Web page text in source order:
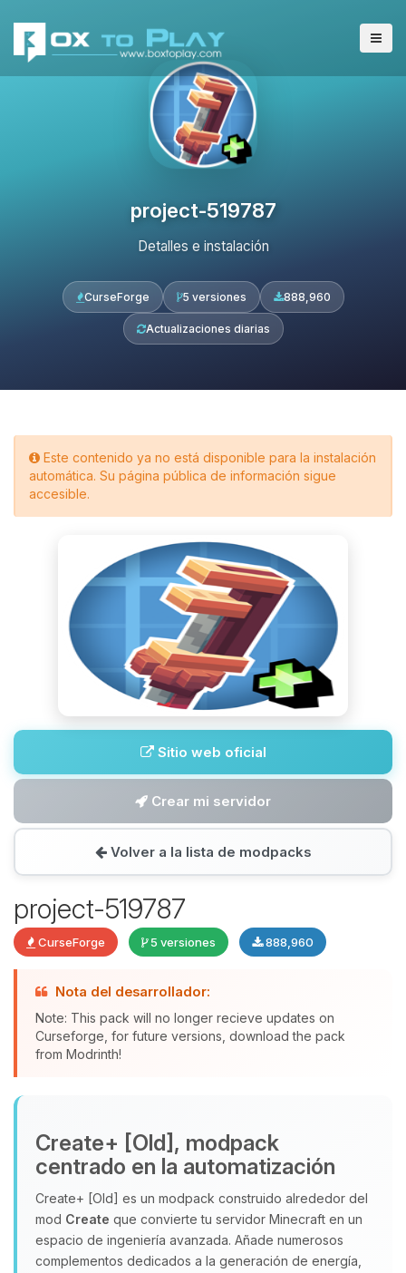
project-519787
Detalles e instalación
CurseForge 5 versiones 888,960
Actualizaciones diarias
Este contenido ya no está disponible para la instalación
automática. Su página pública de información sigue
accesible.
Sitio web oficial
Crear mi servidor
Volver a la lista de modpacks
project-519787
CurseForge 5 versiones 888,960
Nota del desarrollador:
Note: This pack will no longer recieve updates on
Curseforge, for future versions, download the pack
from Modrinth!
Create+ [Old], modpack
centrado en la automatización
Create+ [Old] es un modpack construido alrededor del
mod Create que convierte tu servidor Minecraft en un
espacio de ingeniería avanzada. Añade numerosos
complementos dedicados a la generación de energía,
Yupi, por fin alguien con quien
hablar! Soy Choupy, tu pequeno
asistente de BoxToPlay. Cuentame
que necesitas y moveré mis
pequenos circuitos para ayudarte.
07/08/2026 20:15